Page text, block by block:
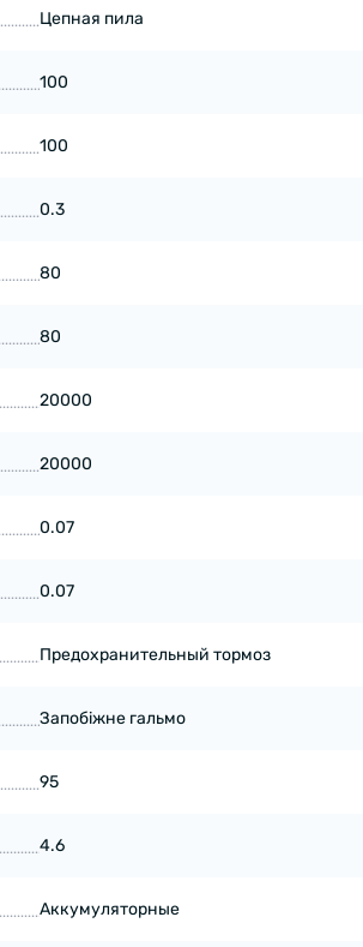
Цепная пила
100
100
0.3
80
80
20000
20000
0.07
0.07
Предохранительный тормоз
Запобіжне гальмо
95
4.6
Аккумуляторные